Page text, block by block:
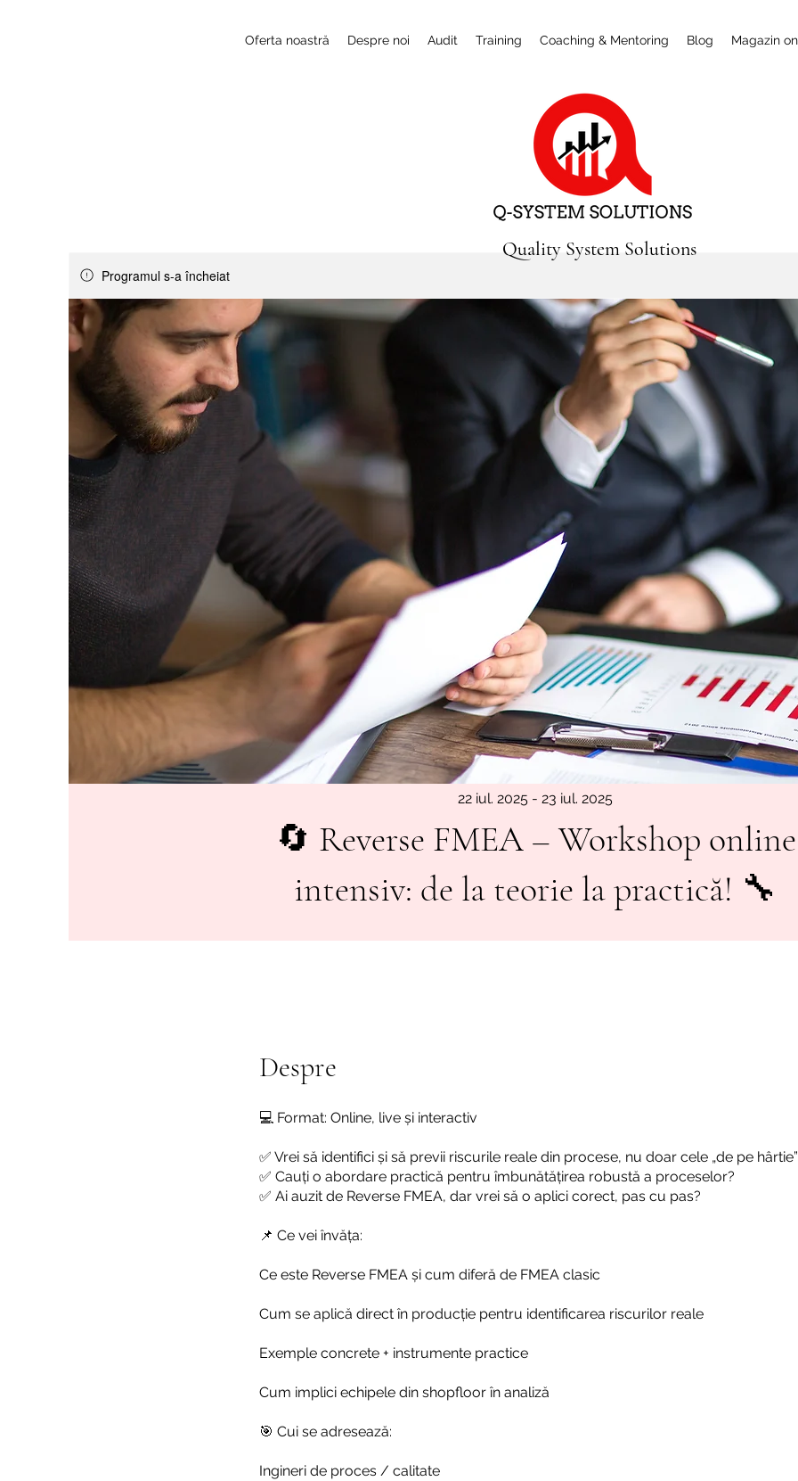
Oferta noastră Despre noi Audit Training Coaching & Mentoring Blog Magazin
Quality System Solutions
Programul s-a încheiat
🔄 Reverse FMEA – Workshop online
intensiv: de la teorie la practică! 🔧
22 iul. 2025 - 23 iul. 2025
Despre
💻 Format: Online, live și interactiv
✅ Vrei să identifici și să previi riscurile reale din procese, nu doar cele „de pe
✅ Cauți o abordare practică pentru îmbunătățirea robustă a proceselor?
✅ Ai auzit de Reverse FMEA, dar vrei să o aplici corect, pas cu pas?
📌 Ce vei învăța:
Ce este Reverse FMEA și cum diferă de FMEA clasic
Cum se aplică direct în producție pentru identificarea riscurilor reale
Exemple concrete + instrumente practice
Cum implici echipele din shopfloor în analiză
🎯 Cui se adresează:
Ingineri de proces / calitate